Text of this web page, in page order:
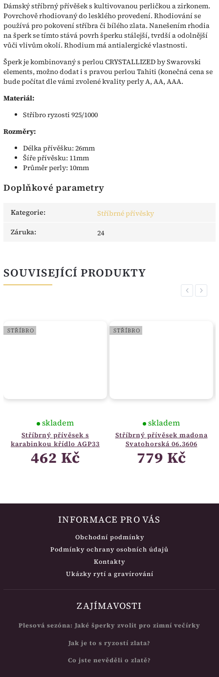
Dámský stříbrný přívěšek s kultivovanou perličkou a zirkonem.
Povrchově rhodiovaný do lesklého provedení. Rhodiování se
používá pro pokovení stříbra či bílého zlata. Nanešením rhodia
na šperk se tímto stává povrh šperku stálejší, tvrdší a odolnější
vůči vlivům okolí. Rhodium má antialergické vlastnosti.
Šperk je kombinovaný s perlou CRYSTALLIZED by Swarovski
elements, možno dodat i s pravou perlou Tahiti (konečná cena se
bude počítat dle vámi zvolené kvality perly A, AA, AAA.
Materiál:
Stříbro ryzosti 925/1000
Rozměry:
Délka přívěšku: 26mm
Šíře přívěsku: 11mm
Průměr perly: 10mm
Doplňkové parametry
Kategorie:
Stříbrné přívěsky
Záruka: 24
SOUVISEJÍCÍ PRODUKTY
Previous
STŘÍBRO
Stříbrný přívěsek s
karabinkou křídlo AGP33
skladem
462 Kč
STŘÍBRO
Stříbrný přívěsek madona
Svatohorská 06.3606
skladem
779 Kč
Next
INFORMACE PRO VÁS
Obchodní podmínky
Podmínky ochrany osobních údajů
Kontakty
Ukázky rytí a gravírování
ZAJÍMAVOSTI
Plesová sezóna: Jaké šperky zvolit pro zimní večírky
Jak je to s ryzostí zlata?
Co jste nevěděli o zlatě?